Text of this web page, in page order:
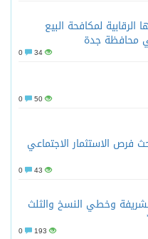
لمكافحة البيع
محافظة جدة
34
50
فرص الاستثمار الاجتماعي
43
وخطي النسخ والثلث
193